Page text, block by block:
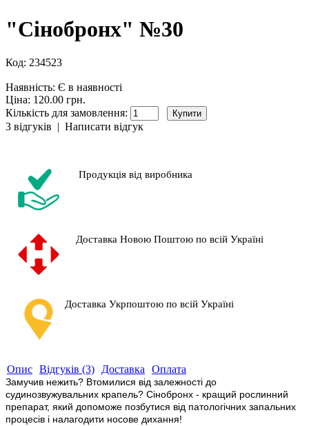
"Сінобронх" №30
Код: 234523
Наявність: Є в наявності
Ціна: 120.00 грн.
Кількість для замовлення:
3 відгуків | Написати відгук
Продукція від виробника
Доставка Новою Поштою по всій Україні
Доставка Укрпоштою по всій Україні
Опис Відгуків (3) Доставка Оплата
Замучив нежить? Втомилися від залежності до
судинозвужувальних крапель? Сінобронх - кращий рослинний
препарат, який допоможе позбутися від патологічних запальних
процесів і налагодити носове дихання!